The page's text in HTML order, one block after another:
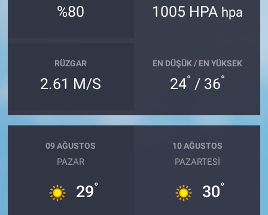
%80 1005 HPA hpa
RÜZGAR
2.61 M/S
EN DÜŞÜK / EN YÜKSEK
24° / 36°
09 AĞUSTOS
PAZAR
29°
10 AĞUSTOS
PAZARTESI
30°